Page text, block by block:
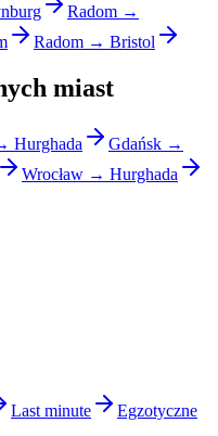
Radom →
Radom → Bristol
miast
Hurghada
Gdańsk →
Wrocław → Hurghada
Last minute
Egzotyczne